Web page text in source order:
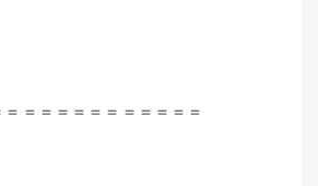
＝＝＝＝＝＝＝＝＝＝＝